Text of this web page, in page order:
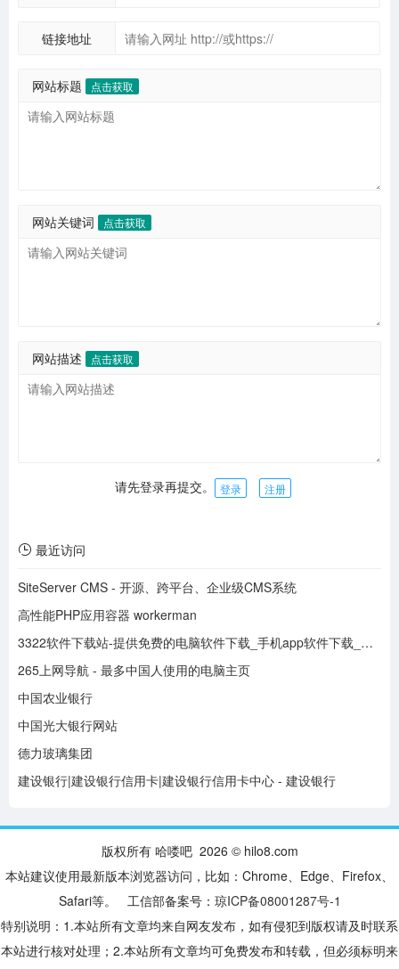
链接地址
网站标题 点击获取
网站关键词 点击获取
网站描述 点击获取
请先登录再提交。 登录 注册
最近访问
SiteServer CMS - 开源、跨平台、企业级CMS系统
高性能PHP应用容器 workerman
3322软件下载站-提供免费的电脑软件下载_手机app软件下载_mac苹果软件下载
265上网导航 - 最多中国人使用的电脑主页
中国农业银行
中国光大银行网站
德力玻璃集团
建设银行|建设银行信用卡|建设银行信用卡中心 - 建设银行
版权所有 哈喽吧 2026 © hilo8.com
本站建议使用最新版本浏览器访问，比如：Chrome、Edge、Firefox、
Safari等。 工信部备案号： 琼ICP备08001287号-1
特别说明：1.本站所有文章均来自网友发布，如有侵犯到版权请及时联系
本站进行核对处理；2.本站所有文章均可免费发布和转载，但必须标明来